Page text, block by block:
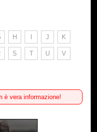
H I J K
S T U V
è vera informazione!